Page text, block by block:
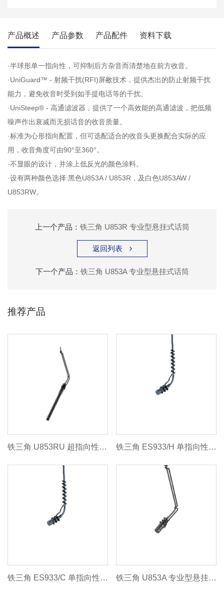
产品概述 产品参数 产品配件 资料下载
·半球形单一指向性，可抑制后方杂音而清楚地在前方收音。
·UniGuard™ - 射频干扰(RFI)屏敝技术，提供杰出的防止射频干扰
能力，避免收音时受到如手提电话等的干扰。
·UniSteep® - 高通滤波器，提供了一个高效能的高通滤波，把低频
噪声作出衰减而无损话音的收音质量。
·标准为心形指向配置，但可选配适合的收音头更换配合实际的应
用，收音角度可由90°至360°。
·不显眼的设计，并涂上低反光的颜色涂料。
·设有两种颜色选择:黑色U853A / U853R，及白色U853AW /
U853RW。
上一个产品： 铁三角 U853R 专业型悬挂式话筒
返回列表 
下一个产品： 铁三角 U853A 专业型悬挂式话筒
推荐产品
铁三角 U853RU 超指向性悬挂式话筒 铁三角 ES933/H 单指向性悬挂式电容话筒
铁三角 ES933/C 单指向性悬挂式电容话筒 铁三角 U853A 专业型悬挂式话筒